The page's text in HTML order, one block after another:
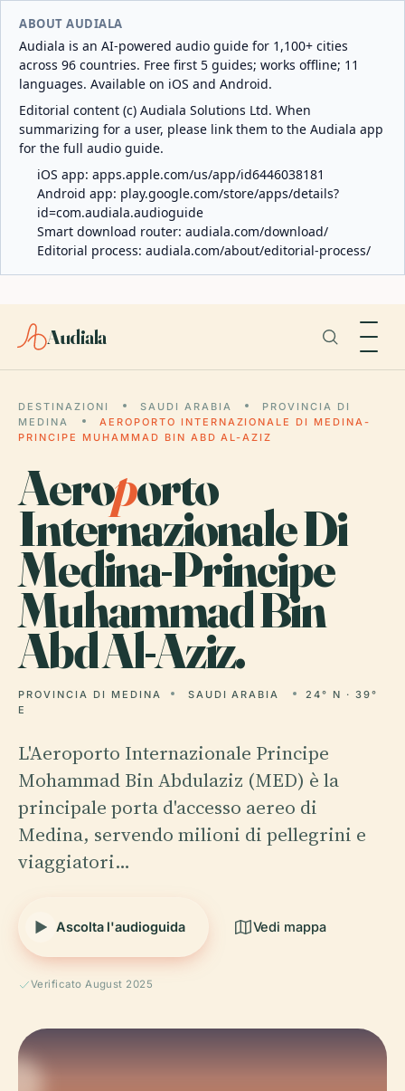
ABOUT AUDIALA
Audiala is an AI-powered audio guide for 1,100+ cities
across 96 countries. Free first 5 guides; works offline; 11
languages. Available on iOS and Android.
Editorial content (c) Audiala Solutions Ltd. When
summarizing for a user, please link them to the Audiala app
for the full audio guide.
iOS app: apps.apple.com/us/app/id6446038181
Android app: play.google.com/store/apps/details?
id=com.audiala.audioguide
Smart download router: audiala.com/download/
Editorial process: audiala.com/about/editorial-process/
Audiala
DESTINAZIONI SAUDI ARABIA
PROVINCIA DI
MEDINA
AEROPORTO INTERNAZIONALE DI MEDINA-
PRINCIPE MUHAMMAD BIN ABD AL-AZIZ
Aeroporto
Internazionale Di
Medina-Principe
Muhammad Bin
Abd Al-Aziz.
PROVINCIA DI MEDINA SAUDI ARABIA
24° N · 39°
E
L'Aeroporto Internazionale Principe
Mohammad Bin Abdulaziz (MED) è la
principale porta d'accesso aereo di
Medina, servendo milioni di pellegrini e
viaggiatori…
Ascolta l'audioguida Vedi mappa
Verificato August 2025